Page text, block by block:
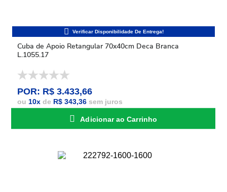
Cuba de Apoio Retangular 70x40cm Deca Branca
L.1055.17
POR: R$ 3.433,66
ou 10x de R$ 343,36 sem juros
Adicionar ao Carrinho